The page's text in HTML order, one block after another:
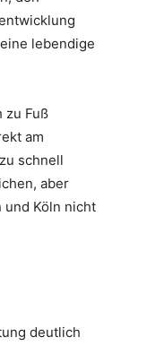
lebendige
zu Fuß
am
schnell
aber
und Köln nicht
deutlich